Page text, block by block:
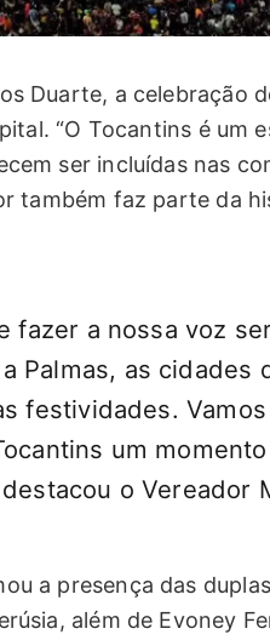
Duarte, a celebração
“O Tocantins é um
ser incluídas nas
também faz parte da
fazer a nossa voz
Palmas, as
festividades.
um
o Vereador
a presença das
além de Evoney